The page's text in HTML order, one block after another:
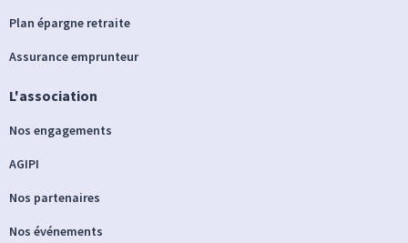
Plan épargne retraite
Assurance emprunteur
L'association
Nos engagements
AGIPI
Nos partenaires
Nos événements